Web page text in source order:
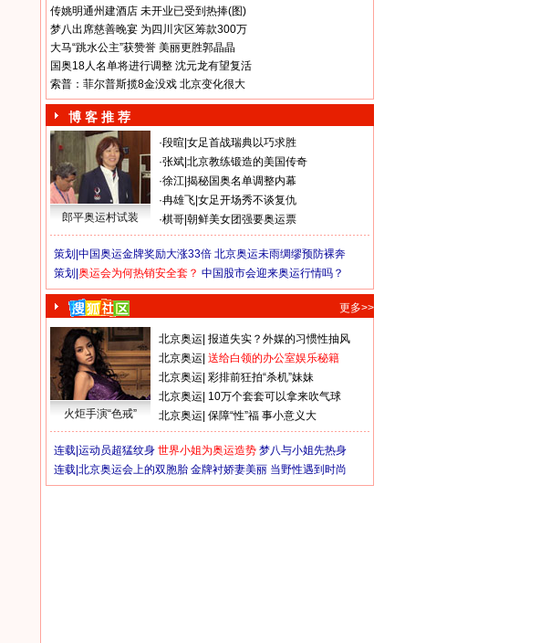
传姚明通州建酒店 未开业已受到热捧(图)
梦八出席慈善晚宴 为四川灾区筹款300万
大马“跳水公主”获赞誉 美丽更胜郭晶晶
国奥18人名单将进行调整 沈元龙有望复活
索普：菲尔普斯揽8金没戏 北京变化很大
博 客 推 荐
郎平奥运村试装
·段暄 女足首战瑞典以巧求胜
·张斌 北京教练锻造的美国传奇
·徐江 揭秘国奥名单调整内幕
·冉雄飞 女足开场秀不谈复仇
·棋哥 朝鲜美女团强要奥运票
策划| 中国奥运金牌奖励大涨33倍 北京奥运未雨绸缪预防裸奔
策划| 奥运会为何热销安全套？ 中国股市会迎来奥运行情吗？
更多>>
火炬手演“色戒”
北京奥运 报道失实？外媒的习惯性抽风
北京奥运 送给白领的办公室娱乐秘籍
北京奥运 彩排前狂拍“杀机”妹妹
北京奥运 10万个套套可以拿来吹气球
北京奥运 保障“性”福 事小意义大
连载| 运动员超猛纹身 世界小姐为奥运造势 梦八与小姐先热身
连载| 北京奥运会上的双胞胎 金牌衬娇妻美丽 当野性遇到时尚